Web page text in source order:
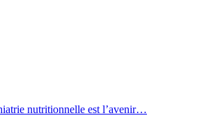
nutritionnelle est l’avenir…